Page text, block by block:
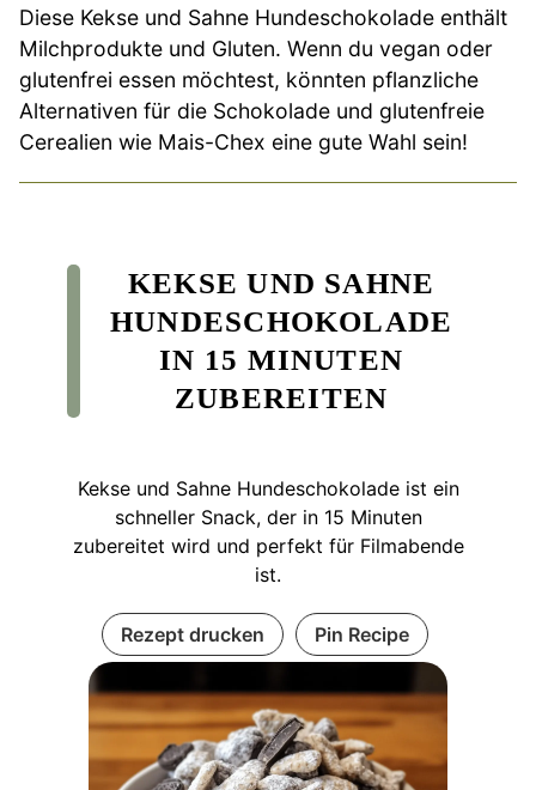
Diese Kekse und Sahne Hundeschokolade enthält
Milchprodukte und Gluten. Wenn du vegan oder
glutenfrei essen möchtest, könnten pflanzliche
Alternativen für die Schokolade und glutenfreie
Cerealien wie Mais-Chex eine gute Wahl sein!
KEKSE UND SAHNE
HUNDESCHOKOLADE
IN 15 MINUTEN
ZUBEREITEN
Kekse und Sahne Hundeschokolade ist ein
schneller Snack, der in 15 Minuten
zubereitet wird und perfekt für Filmabende
ist.
Rezept drucken Pin Recipe